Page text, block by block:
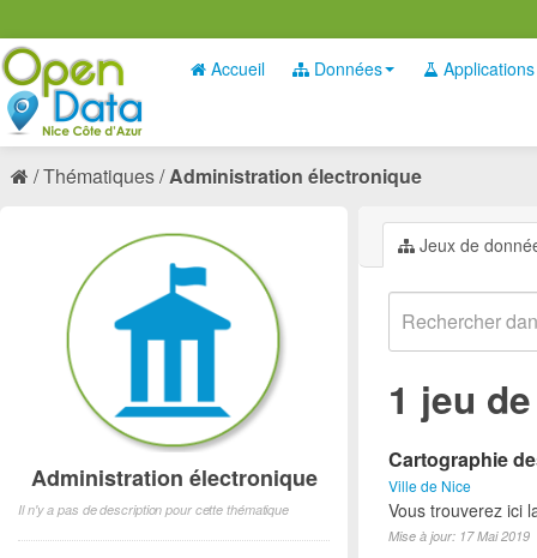
Accueil Données Applications
Thématiques Administration électronique
Jeux de
1 jeu
Cartographie
Ville de Nice
Vous trouverez ici
Mise à jour: 17 Mai 2019
Administration électronique
Il n'y a pas de description pour cette thématique